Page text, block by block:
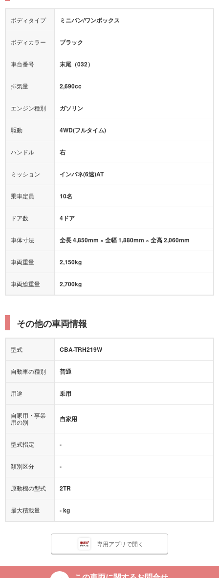
エアロパーツ
ローダウン
カーナビ：メモリーナビ他
CD
ミュージックプレイヤー接続可
後席モニター
カメラ：-
エアバッグ：
運転席 助手席
衝撃緩和ヘッドレスト
サポカー
アダプティブクルーズコントロール
ヒルディセントコントロール
オートマチックハイビーム
ボディタイプ ミニバン/ワンボックス
ボディカラー ブラック
車台番号 末尾（032）
排気量 2,690cc
エンジン種別 ガソリン
駆動 4WD(フルタイム)
ハンドル 右
ミッション インパネ(6速)AT
乗車定員 10名
ドア数 4ドア
車体寸法 全長 4,850mm × 全幅 1,880mm × 全高 2,060mm
車両重量 2,150kg
車両総重量 2,700kg
その他の車両情報
型式 CBA-TRH219W
自動車の種別 普通
用途 乗用
自家用・事業
用の別
自家用
型式指定 -
類別区分 -
原動機の型式 2TR
最大積載量 - kg
専用アプリで開く